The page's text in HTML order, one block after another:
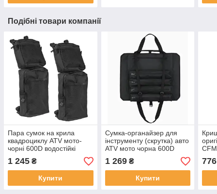
Подібні товари компанії
Пара сумок на крила
квадроциклу ATV мото-
чорні 600D водостійкі
1 245 ₴
Купити
Сумка-органайзер для
інструменту (скрутка) авто
ATV мото чорна 600D
водостійка 41*48,5 см
1 269₴
Купити
776